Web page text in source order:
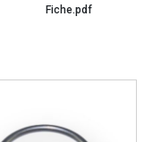
Fiche.pdf